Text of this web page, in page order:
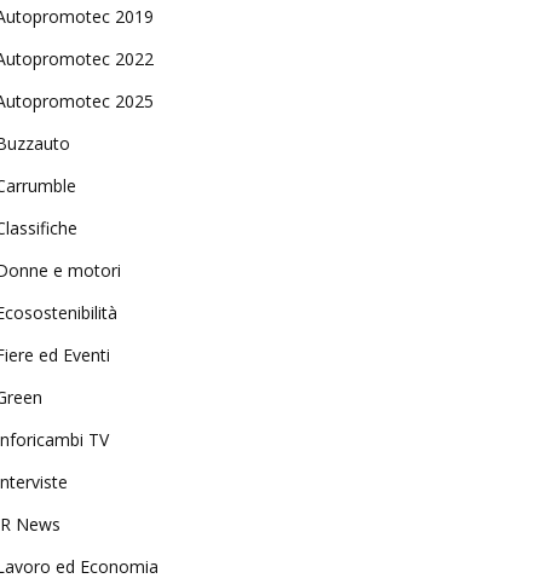
2019
2022
2025
e motori
ed Eventi
TV
News
ed Economia